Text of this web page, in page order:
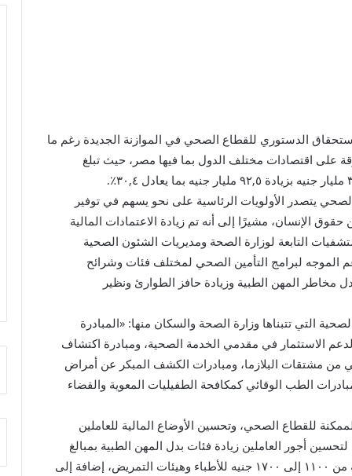
الدستوري للقطاع الصحي في الموازنة الجديدة رغم ما
على اقتصادات مختلف الدول بما فيها مصر، حيث تبلغ
يتصدر الأولويات الرئاسية على نحو يسهم في توفير
الإنسان، مشيرًا إلى أنه تم زيادة الاعتمادات المالية
التابعة لوزارة الصحة ومديريات الشئون الصحية
الموجه لبرامج التأمين الصحي لمختلف فئات وشرائح
مخاطر المهن الطبية وزيادة حافز الطوارئ ونظير
التي تتبناها وزارة الصحة والسكان منها: «المبادرة
لدعم الاستثمار في مقدمي الخدمة الصحية، ومبادرة اكتشاف
من مشتقات البلازما، ومبادرات الكشف المبكر عن أمراض
الطب الوقائي كمكافحة الطفيليات المعوية والقضاء
للقطاع الصحي، وتحسين الأوضاع المالية للعاملين
أجور العاملين زيادة فئات بدل المهن الطبية بمبالغ
تتراوح من ٤٠٠ إلى ٤٧٥ جنيهًا لتتراوح الفئات الممنوحة من ١١٠٠ إلى ١٧٠٠ جنيه للأطباء وهيئات التمريض، إضافة إلى